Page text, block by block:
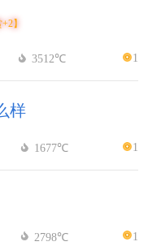
】
3512℃ 1
样
1677℃ 1
2798℃ 1